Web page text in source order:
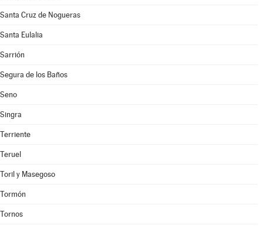
Santa Cruz de Nogueras
Santa Eulalia
Sarrión
Segura de los Baños
Seno
Singra
Terriente
Teruel
Toril y Masegoso
Tormón
Tornos